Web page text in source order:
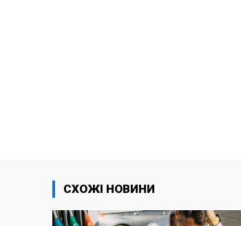
СХОЖІ НОВИНИ